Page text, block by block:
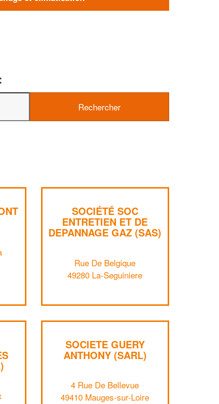
SOCIÉTÉ SOC
ENTRETIEN ET DE
DEPANNAGE GAZ (SAS)
Rue De Belgique
49280 La-Seguiniere
SOCIETE GUERY
ANTHONY (SARL)
4 Rue De Bellevue
49410 Mauges-sur-Loire
professionnel ?